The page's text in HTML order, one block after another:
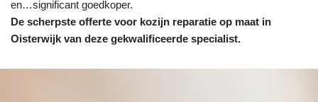
en…significant goedkoper.
De scherpste offerte voor kozijn reparatie op maat in
Oisterwijk van deze gekwalificeerde specialist.